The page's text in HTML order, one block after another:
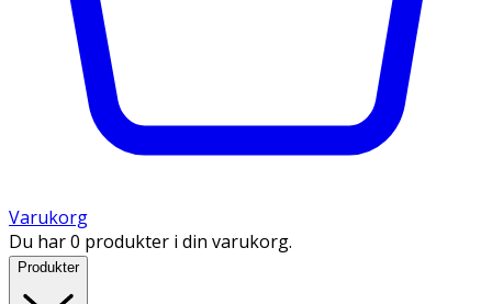
Varukorg
Du har 0 produkter i din varukorg.
Produkter